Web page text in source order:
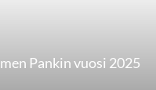
Pankin vuosi 2025